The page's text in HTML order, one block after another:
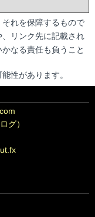
れを保障するもので
リンク先に記載され
なる責任も負うこと
性があります。
グ）